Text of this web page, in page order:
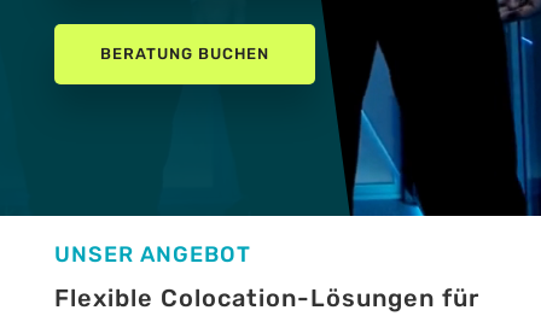
BERATUNG BUCHEN
UNSER ANGEBOT
Flexible Colocation-Lösungen für